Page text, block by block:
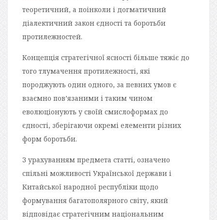
теоретичний, а поінколи і догматичний
діалектичний закон єдності та боротьби
протилежностей.
Концепція стратегічної ясності більше тяжіє до
того тлумачення протилежності, які
породжують один одного, за певних умов є
взаємно пов’язаними і таким чином
еволюціонують у своїй смислоформах до
єдності, зберігаючи окремі елементи різних
форм боротьби.
З урахуванням предмета статті, означено
спільні можливості Української держави і
Китайської народної республіки щодо
формування багатополярного світу, який
відповідає стратегічним національним